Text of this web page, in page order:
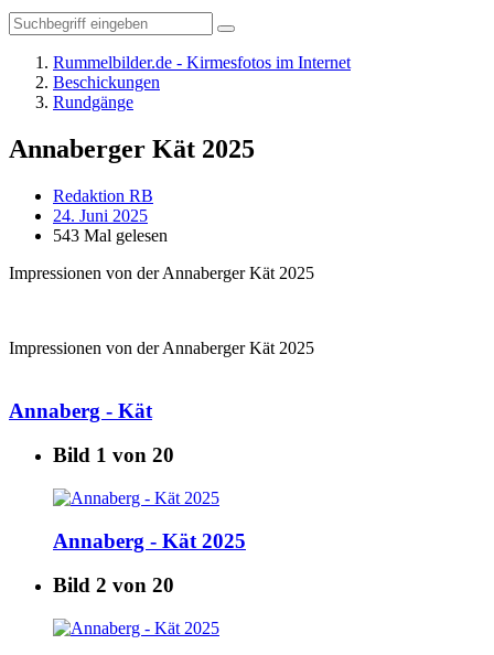
Rummelbilder.de - Kirmesfotos im Internet
Beschickungen
Rundgänge
Annaberger Kät 2025
Redaktion RB
24. Juni 2025
543 Mal gelesen
Impressionen von der Annaberger Kät 2025
Impressionen von der Annaberger Kät 2025
Annaberg - Kät
Bild 1 von 20
Annaberg - Kät 2025
Bild 2 von 20